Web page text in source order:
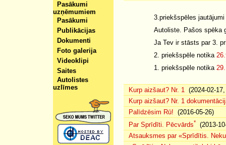
Pasākumi
uzņēmumiem
Pasākumi
Publikācijas
Dokumenti
Foto galerija
Videoklipi
Saites
Autolistes
uzlīmes
3.priekšspēles
Autoliste. Pašos spēka
Ja Tev ir stāsts par 3.
2. priekšspēle notika
1. priekšspēle notika
Kurp aizšaut? Nr. 1 (2024-02-
Kurp aizšaut? Nr. 1
Palīdzēsim Rū! (2016-05-26)
Par Sprīdīti. Pēcvārds*
(2013-
Atsauksmes par «Sprīdītis.